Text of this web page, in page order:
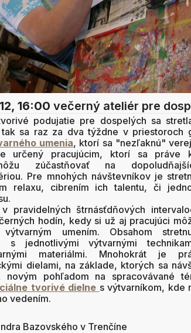
16:00 večerný ateliér pre
podujatie pre dospelých sa
sa raz za dva týždne v priestoroch
umenia, ktorí sa "nezľaknú"
určený pracujúcim, ktorí sa práve
zúčastňovať na
Pre mnohých návštevníkov je
relaxu, cibrením ich talentu, či
pravidelných štrnásťdňových
hodín, kedy si už aj pracujúci
umením. Obsahom
s jednotlivými výtvarnými
materiálmi. Mnohokrát je
dielami, na základe, ktorých sa
pohľadom na spracovávané
tvorivé dielne s výtvarníkom, kde
vedením.
Bazovského v Trenčíne